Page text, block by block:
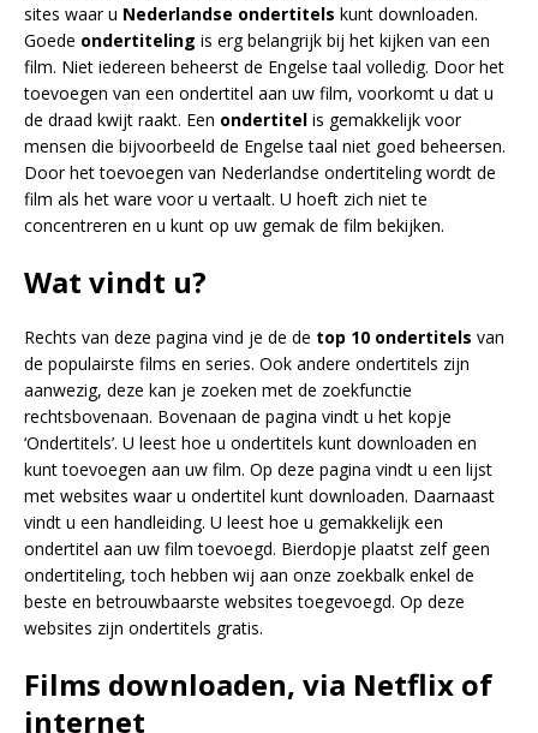
sites waar u Nederlandse ondertitels kunt downloaden.
Goede ondertiteling is erg belangrijk bij het kijken van een
film. Niet iedereen beheerst de Engelse taal volledig. Door het
toevoegen van een ondertitel aan uw film, voorkomt u dat u
de draad kwijt raakt. Een ondertitel is gemakkelijk voor
mensen die bijvoorbeeld de Engelse taal niet goed beheersen.
Door het toevoegen van Nederlandse ondertiteling wordt de
film als het ware voor u vertaalt. U hoeft zich niet te
concentreren en u kunt op uw gemak de film bekijken.
Wat vindt u?
Rechts van deze pagina vind je de de top 10 ondertitels van
de populairste films en series. Ook andere ondertitels zijn
aanwezig, deze kan je zoeken met de zoekfunctie
rechtsbovenaan. Bovenaan de pagina vindt u het kopje
‘Ondertitels’. U leest hoe u ondertitels kunt downloaden en
kunt toevoegen aan uw film. Op deze pagina vindt u een lijst
met websites waar u ondertitel kunt downloaden. Daarnaast
vindt u een handleiding. U leest hoe u gemakkelijk een
ondertitel aan uw film toevoegd. Bierdopje plaatst zelf geen
ondertiteling, toch hebben wij aan onze zoekbalk enkel de
beste en betrouwbaarste websites toegevoegd. Op deze
websites zijn ondertitels gratis.
Films downloaden, via Netflix of
internet